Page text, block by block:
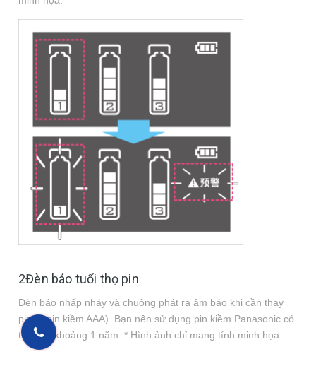
2Đèn báo tuổi thọ pin
Đèn báo nhấp nháy và chuông phát ra âm báo khi cần thay
pin (3 pin kiềm AAA). Bạn nên sử dụng pin kiềm Panasonic có
tuổi thọ khoảng 1 năm. * Hình ảnh chỉ mang tính minh họa.